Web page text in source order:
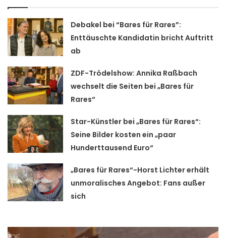
Debakel bei “Bares für Rares”:
Enttäuschte Kandidatin bricht Auftritt
ab
ZDF-Trödelshow: Annika Raßbach
wechselt die Seiten bei „Bares für
Rares“
Star-Künstler bei „Bares für Rares“:
Seine Bilder kosten ein „paar
Hunderttausend Euro“
„Bares für Rares“-Horst Lichter erhält
unmoralisches Angebot: Fans außer
sich